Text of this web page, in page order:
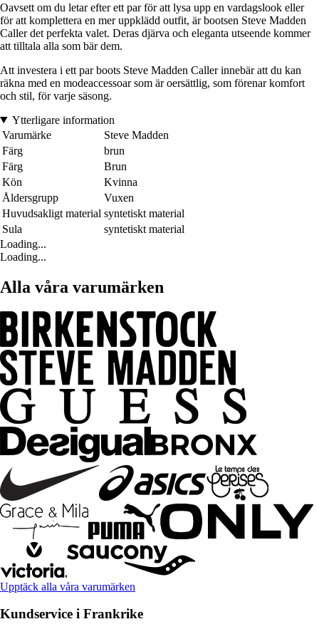
Oavsett om du letar efter ett par för att lysa upp en vardagslook eller
för att komplettera en mer uppklädd outfit, är bootsen Steve Madden
Caller det perfekta valet. Deras djärva och eleganta utseende kommer
att tilltala alla som bär dem.
Att investera i ett par boots Steve Madden Caller innebär att du kan
räkna med en modeaccessoar som är oersättlig, som förenar komfort
och stil, för varje säsong.
Ytterligare information
Varumärke
Steve Madden
Färg
brun
Färg
Brun
Kön
Kvinna
Åldersgrupp
Vuxen
Huvudsakligt material syntetiskt material
Sula
syntetiskt material
Loading...
Loading...
Alla våra varumärken
Upptäck alla våra varumärken
Kundservice i Frankrike